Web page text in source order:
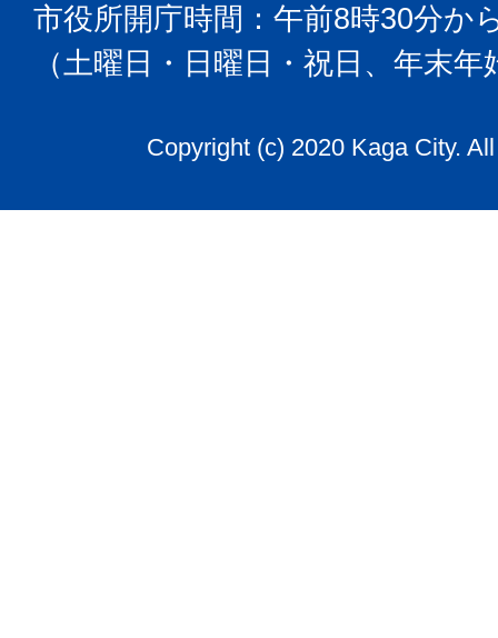
市役所開庁時間：午前8時30分か
（土曜日・日曜日・祝日、年末
Copyright (c) 2020 Kaga City.